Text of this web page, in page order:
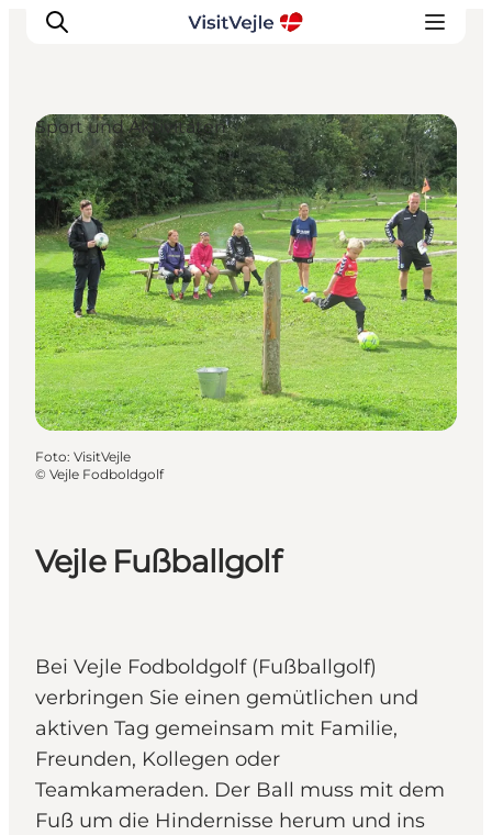
Erlebnisse
Veranstaltungen
Reiseplanung
Inspiration
Vejle Fußballgolf
Bei Vejle Fodboldgolf (Fußballgolf)
verbringen Sie einen gemütlichen und
aktiven Tag gemeinsam mit Familie,
Freunden, Kollegen oder
Teamkameraden. Der Ball muss mit dem
Fuß um die Hindernisse herum und ins
Sport und Aktivitäten
Foto: VisitVejle
© Vejle Fodboldgolf